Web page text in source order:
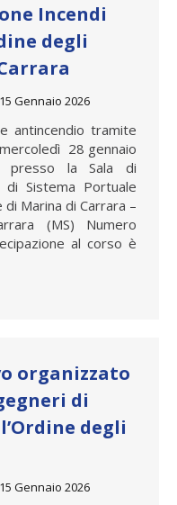
Incendi
degli
15 Gennaio 2026
antincendio tramite
28 gennaio
presso la Sala di
di Sistema Portuale
Marina di Carrara –
(MS) Numero
al corso è
organizzato
di
degli
15 Gennaio 2026